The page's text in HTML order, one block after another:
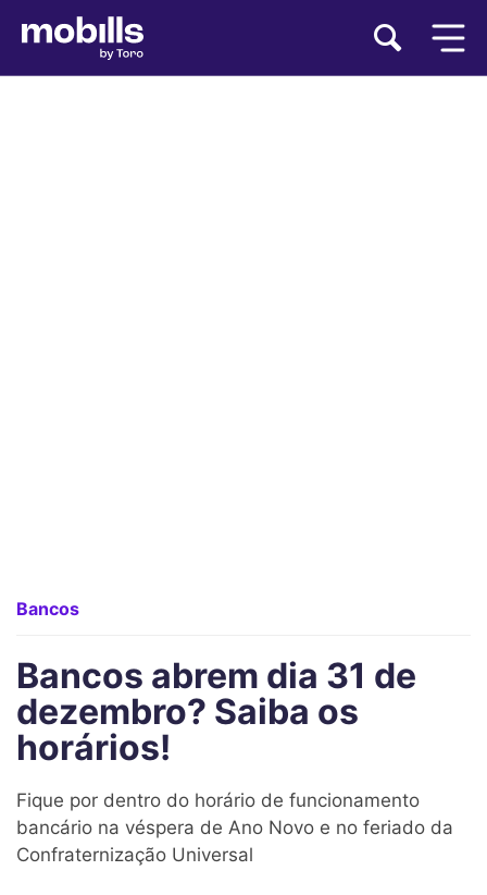
Bancos
Bancos abrem dia 31 de
dezembro? Saiba os
horários!
Fique por dentro do horário de funcionamento
bancário na véspera de Ano Novo e no feriado da
Confraternização Universal